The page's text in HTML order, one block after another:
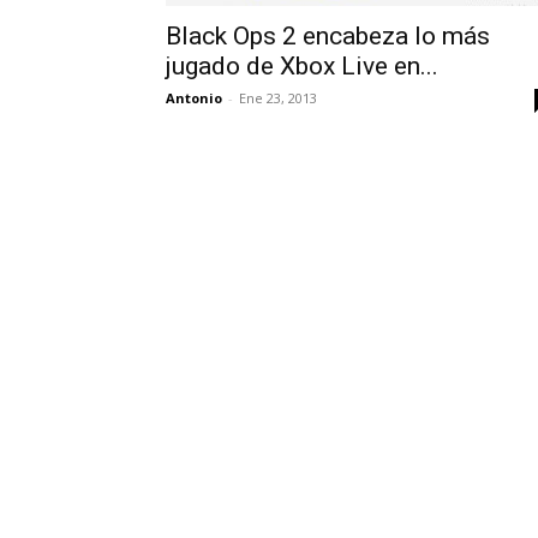
Black Ops 2 encabeza lo más
jugado de Xbox Live en...
Antonio - Ene 23, 2013